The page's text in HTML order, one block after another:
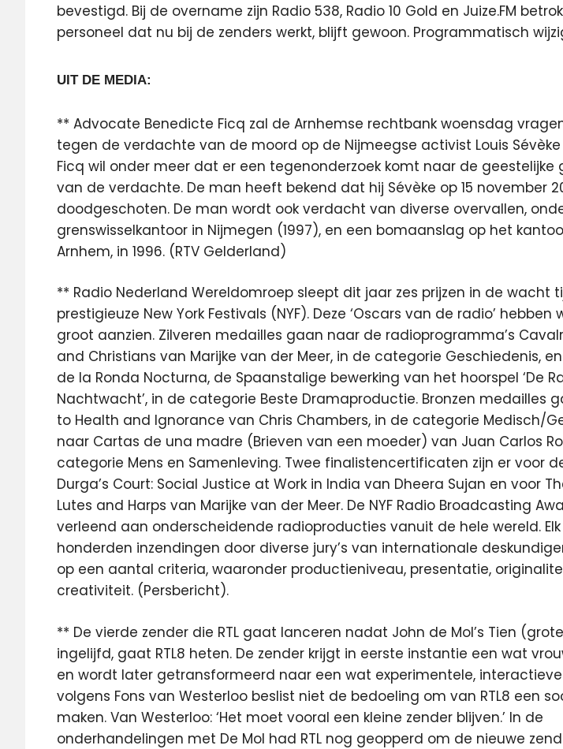
bevestigd. Bij de overname zijn Radio 538, Radio 10 Gold en Juize.FM
personeel dat nu bij de zenders werkt, blijft gewoon. Programmatisch
UIT DE MEDIA:
** Advocate Benedicte Ficq zal de Arnhemse rechtbank woensdag
tegen de verdachte van de moord op de Nijmeegse activist Louis
Ficq wil onder meer dat er een tegenonderzoek komt naar de geestelijke
van de verdachte. De man heeft bekend dat hij Sévèke op 15 november
doodgeschoten. De man wordt ook verdacht van diverse overvallen,
grenswisselkantoor in Nijmegen (1997), en een bomaanslag op het
Arnhem, in 1996. (RTV Gelderland)
** Radio Nederland Wereldomroep sleept dit jaar zes prijzen in de wacht
prestigieuze New York Festivals (NYF). Deze ‘Oscars van de radio’ hebben
groot aanzien. Zilveren medailles gaan naar de radioprogramma’s
and Christians van Marijke van der Meer, in de categorie Geschiedenis,
de la Ronda Nocturna, de Spaanstalige bewerking van het hoorspel ‘De
Nachtwacht’, in de categorie Beste Dramaproductie. Bronzen medailles
to Health and Ignorance van Chris Chambers, in de categorie Medisch/
naar Cartas de una madre (Brieven van een moeder) van Juan Carlos
categorie Mens en Samenleving. Twee finalistencertificaten zijn er voor
Durga’s Court: Social Justice at Work in India van Dheera Sujan en voor
Lutes and Harps van Marijke van der Meer. De NYF Radio Broadcasting
verleend aan onderscheidende radioproducties vanuit de hele wereld.
honderden inzendingen door diverse jury’s van internationale
op een aantal criteria, waaronder productieniveau, presentatie,
creativiteit. (Persbericht).
** De vierde zender die RTL gaat lanceren nadat John de Mol’s Tien
ingelijfd, gaat RTL8 heten. De zender krijgt in eerste instantie een wat
en wordt later getransformeerd naar een wat experimentele, interactieve
volgens Fons van Westerloo beslist niet de bedoeling om van RTL8 een
maken. Van Westerloo: ‘Het moet vooral een kleine zender blijven.’ In de
onderhandelingen met De Mol had RTL nog geopperd om de nieuwe